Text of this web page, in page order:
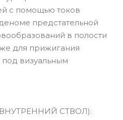
с помощью токов
предстательной
в полости
для прижигания
визуальным
СТВОЛ):